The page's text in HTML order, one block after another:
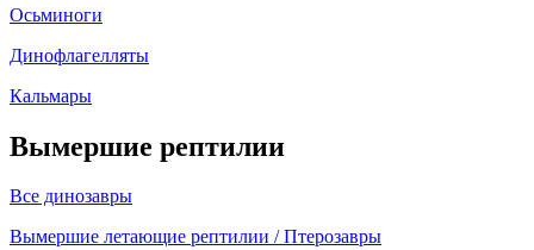
Осьминоги
Динофлагелляты
Кальмары
Вымершие рептилии
Все динозавры
Вымершие летающие рептилии / Птерозавры